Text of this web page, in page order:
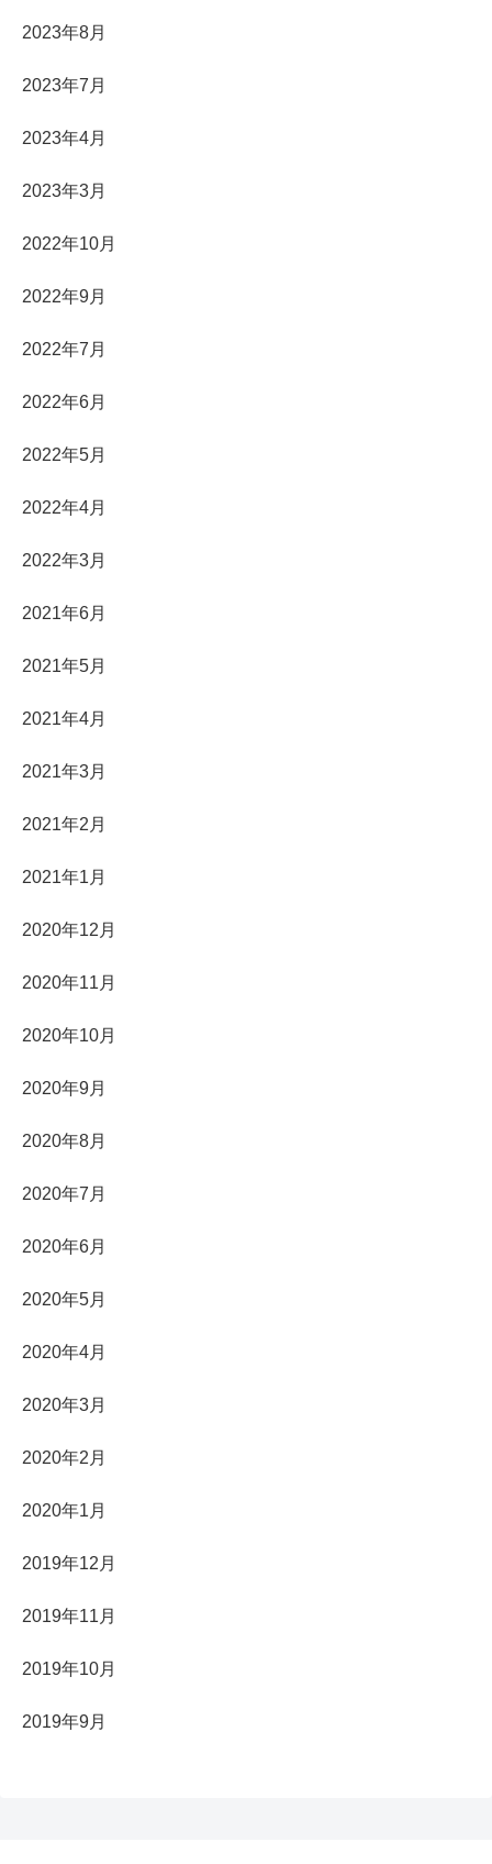
2023年8月
2023年7月
2023年4月
2023年3月
2022年10月
2022年9月
2022年7月
2022年6月
2022年5月
2022年4月
2022年3月
2021年6月
2021年5月
2021年4月
2021年3月
2021年2月
2021年1月
2020年12月
2020年11月
2020年10月
2020年9月
2020年8月
2020年7月
2020年6月
2020年5月
2020年4月
2020年3月
2020年2月
2020年1月
2019年12月
2019年11月
2019年10月
2019年9月